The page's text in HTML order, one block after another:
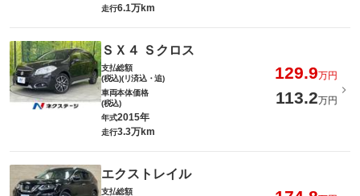
走行6.1万km
ＳＸ４ Ｓクロス
支払総額
(税込)(リ済込・追)
129.9万円
車両本体価格
(税込)
113.2万円
年式2015年
走行3.3万km
エクストレイル
支払総額